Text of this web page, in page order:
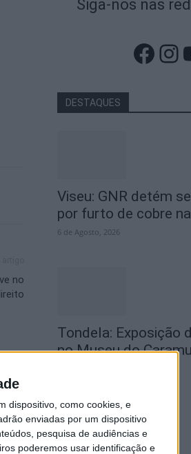
dispositivo, como cookies, e
enviadas por um dispositivo
pesquisa de audiências e
poderemos usar identificação e
no
Siga-nos nas
DESTAQUES
Viseu: GNR detém
por furto de cobre
6 de Agosto, 2026
Tondela: Exposição
no Museu do